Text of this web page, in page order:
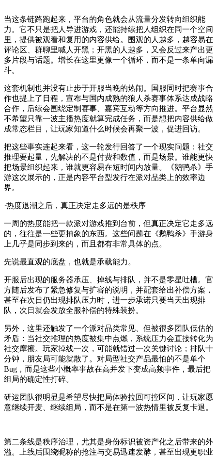
当这条链路跑起来，平台的角色就会从流量分发转向组织能
力。它不只是把人导进游戏，还能持续把人组织在同一个空间
里，提供被观看和复用的内容供给。围观的人越多，越容易在
评论区、群聊里喊人开黑；开黑的人越多，又会反过来产出更
多片段与话题。增长在这里更像一个循环，而不是一条单向漏
斗。
这套机制也并没有止步于开服当晚的热闹。国服同时把赛事合
作也提上了日程，宣布与国内成熟的狼人杀赛事体系达成战略
合作，后续会围绕定制赛事、嘉宾互动等方向推进。平台显然
不希望只靠一波主播热度就算完成任务，而是想把内容供给做
成常态栏目，让玩家知道什么时候会再聚一波，促进回访。
把这些事实连起来看，这一轮发行回答了一个现实问题：社交
推理要起量，先解决的不是付费和数值，而是场景。谁能更快
把场景组织起来，谁就更容易在短时间内放量。《鹅鸭杀》手
游这次展示的，正是内容平台型发行在派对品类上的效率边
界。
·热度退潮之后，真正决定走多远的是秩序
一周的热度能把一款派对游戏推到台前，但真正决定它走多远
的，往往是一些更抽象的东西。这些问题在《鹅鸭杀》手游身
上几乎是同步到来的，而且都有非常具体的点。
先说最直观的底盘，也就是承载能力。
开服后出现的服务器承压、掉线与排队，并不是零星吐槽。官
方随后发布了紧急修复与扩容的说明，并配套给出补偿方案，
甚至在次日仍出现排队压力时，进一步承诺只要当天出现排
队，次日就会发放全服补偿的特殊装扮。
另外，这里还触发了一个派对品类常见、但被很多团队低估的
矛盾：当社交推理的热度被集中点燃，系统压力会直接转化为
社交摩擦。玩家掉线一次，可能就错过一次关键讨论；排队十
分钟，朋友局可能就散了。对局型社交产品最怕的不是单个
Bug，而是这些小概率事故在高并发下变成高频事件，最后把
组局的确定性打碎。
研运团队很明显是希望尽快把局体验拉回可控区间，让玩家愿
意继续开麦、继续组局，而不是在第一波热情里被反复卡退。
第二条线是秩序治理，尤其是身份标识被资产化之后带来的外
溢。上线后围绕昵称的抢注与交易迅速发酵，甚至出现更职业